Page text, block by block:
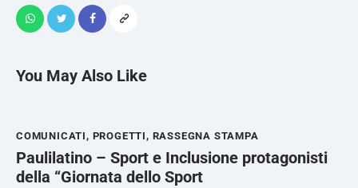
You May Also Like
COMUNICATI , PROGETTI , RASSEGNA STAMPA
Paulilatino – Sport e Inclusione protagonisti
della “Giornata dello Sport